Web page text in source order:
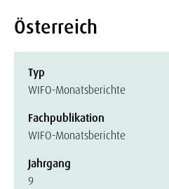
Österreich
Typ
WIFO-Monatsberichte
Fachpublikation
WIFO-Monatsberichte
Jahrgang
9